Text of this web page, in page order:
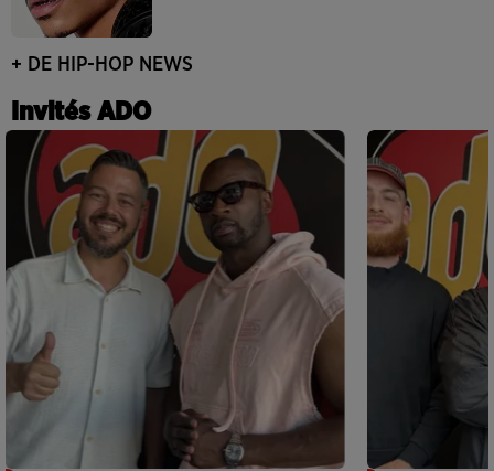
+ DE HIP-HOP NEWS
Invités ADO